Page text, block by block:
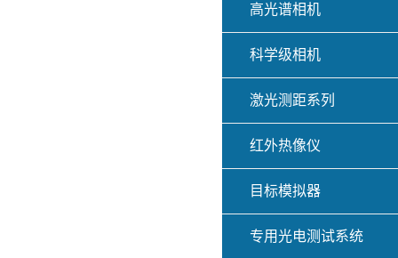
高光谱相机
科学级相机
激光测距系列
红外热像仪
目标模拟器
专用光电测试系统